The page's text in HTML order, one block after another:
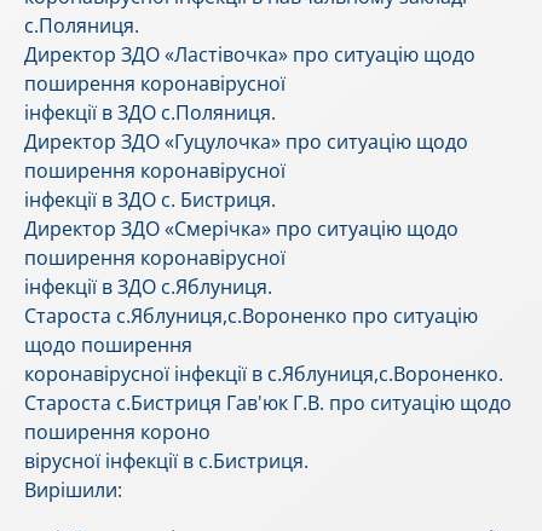
с.Поляниця.
Директор ЗДО «Ластівочка» про ситуацію щодо
поширення коронавірусної
інфекції в ЗДО с.Поляниця.
Директор ЗДО «Гуцулочка» про ситуацію щодо
поширення коронавірусної
інфекції в ЗДО с. Бистриця.
Директор ЗДО «Смерічка» про ситуацію щодо
поширення коронавірусної
інфекції в ЗДО с.Яблуниця.
Староста с.Яблуниця,с.Вороненко про ситуацію
щодо поширення
коронавірусної інфекції в с.Яблуниця,с.Вороненко.
Староста с.Бистриця Гав'юк Г.В. про ситуацію щодо
поширення короно
вірусної інфекції в с.Бистриця.
Вирішили: